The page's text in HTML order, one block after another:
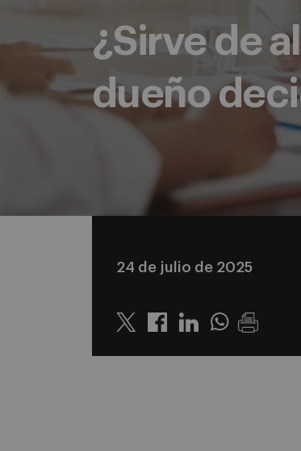
¿Sirve de
dueño
24 de julio de 2025
Twitter LinkedinWhatsapp